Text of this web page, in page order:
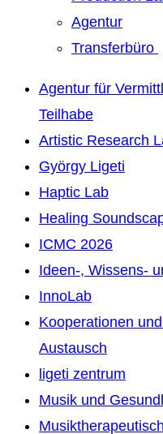
Agentur
Transferbüro
Agentur für
Teilhabe
Artistic Research
György Ligeti
Haptic Lab
Healing
ICMC 2026
Ideen-, Wissens-
InnoLab
Kooperationen
Austausch
ligeti zentrum
Musik und